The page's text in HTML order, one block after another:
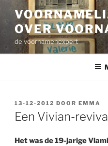
inhoud
OVER
de voornamenexpert
GEPLAATST
OP
13-12-2012 DOOR EMMA
Een Vivian-
Het was de 19-jarige